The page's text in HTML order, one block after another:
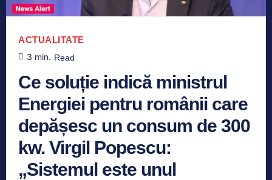
ACTUALITATE
3 min. Read
Ce soluție indică ministrul
Energiei pentru românii care
depășesc un consum de 300
kw. Virgil Popescu:
„Sistemul este unul